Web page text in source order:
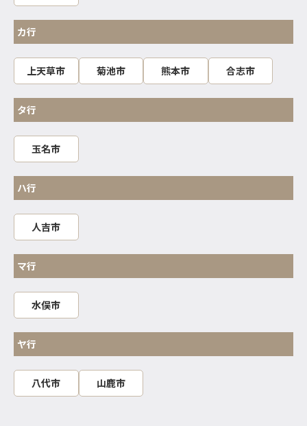
カ行
上天草市 菊池市 熊本市 合志市
タ行
玉名市
ハ行
人吉市
マ行
水俣市
ヤ行
八代市 山鹿市